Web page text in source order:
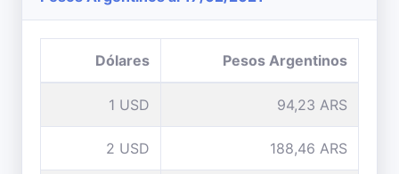
Dólares Pesos Argentinos
1 USD 94,23 ARS
2 USD 188,46 ARS